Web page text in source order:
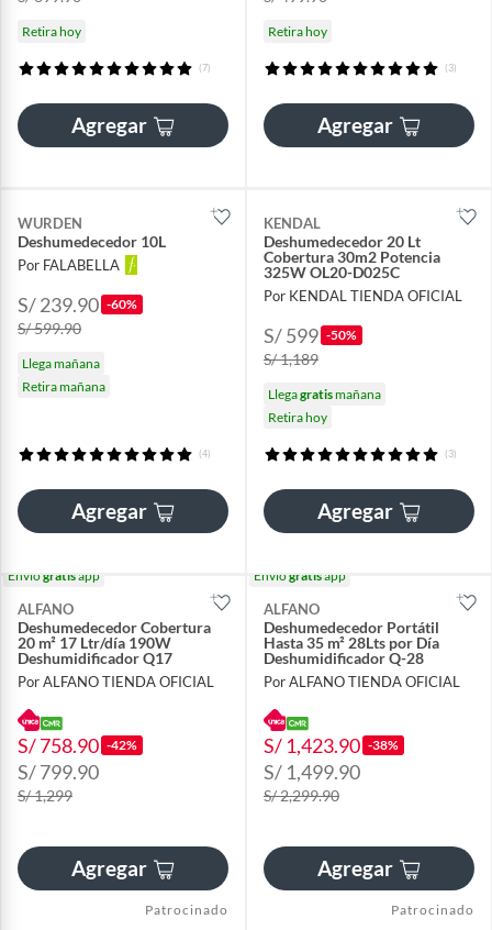
Retira hoy
(7)
Agregar
Retira hoy
(3)
Agregar
WURDEN
Deshumedecedor 10L
Por FALABELLA
S/ 239.90 -60%
S/ 599.90
Llega mañana
Retira mañana
(4)
Agregar
KENDAL
Deshumedecedor 20 Lt
Cobertura 30m2 Potencia
325W OL20-D025C
Por KENDAL TIENDA OFICIAL
S/ 599 -50%
S/ 1,189
Llegagratismañana
Retira hoy
(3)
Agregar
Envíogratisapp
ALFANO
Deshumedecedor Cobertura
20 m² 17 Ltr/día 190W
Deshumidificador Q17
Por ALFANO TIENDA OFICIAL
S/ 758.90 -42%
S/ 799.90
S/ 1,299
Agregar
Patrocinado
Envíogratisapp
ALFANO
Deshumedecedor Portátil
Hasta 35 m² 28Lts por Día
Deshumidificador Q-28
Por ALFANO TIENDA OFICIAL
S/ 1,423.90 -38%
S/ 1,499.90
S/ 2,299.90
Agregar
Patrocinado